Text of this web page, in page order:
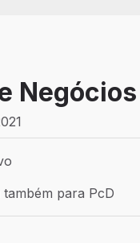
Efetivo
para PcD
também para PcD